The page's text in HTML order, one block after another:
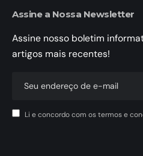
Assine a Nossa Newsletter
Assine nosso boletim
artigos mais recentes!
Li e concordo com os termos e